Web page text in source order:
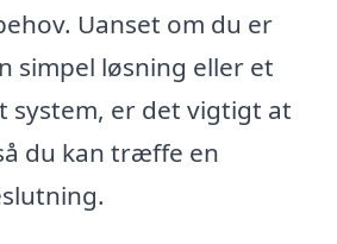
Uanset om du er
simpel løsning eller et
system, er det vigtigt at
du kan træffe en